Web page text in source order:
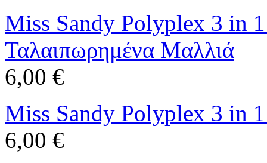
Miss Sandy Polyplex 3 in
Ταλαιπωρημένα Μαλλιά
6,00 €
Miss Sandy Polyplex 3 in
6,00 €